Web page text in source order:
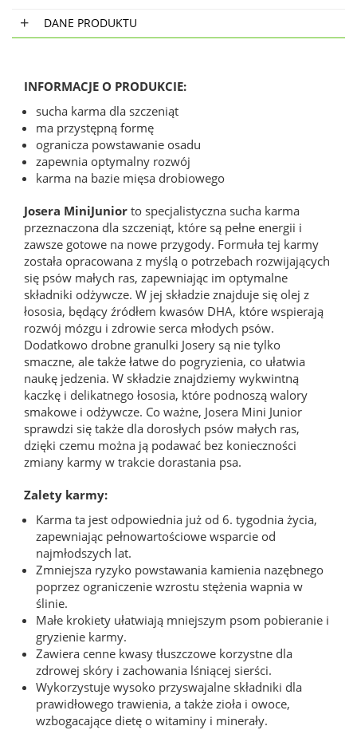
DANE PRODUKTU
INFORMACJE O PRODUKCIE:
sucha karma dla szczeniąt
ma przystępną formę
ogranicza powstawanie osadu
zapewnia optymalny rozwój
karma na bazie mięsa drobiowego
Josera MiniJunior to specjalistyczna sucha karma
przeznaczona dla szczeniąt, które są pełne energii i
zawsze gotowe na nowe przygody. Formuła tej karmy
została opracowana z myślą o potrzebach rozwijających
się psów małych ras, zapewniając im optymalne
składniki odżywcze. W jej składzie znajduje się olej z
łososia, będący źródłem kwasów DHA, które wspierają
rozwój mózgu i zdrowie serca młodych psów.
Dodatkowo drobne granulki Josery są nie tylko
smaczne, ale także łatwe do pogryzienia, co ułatwia
naukę jedzenia. W składzie znajdziemy wykwintną
kaczkę i delikatnego łososia, które podnoszą walory
smakowe i odżywcze. Co ważne, Josera Mini Junior
sprawdzi się także dla dorosłych psów małych ras,
dzięki czemu można ją podawać bez konieczności
zmiany karmy w trakcie dorastania psa.
Zalety karmy:
Karma ta jest odpowiednia już od 6. tygodnia życia,
zapewniając pełnowartościowe wsparcie od
najmłodszych lat.
Zmniejsza ryzyko powstawania kamienia nazębnego
poprzez ograniczenie wzrostu stężenia wapnia w
ślinie.
Małe krokiety ułatwiają mniejszym psom pobieranie i
gryzienie karmy.
Zawiera cenne kwasy tłuszczowe korzystne dla
zdrowej skóry i zachowania lśniącej sierści.
Wykorzystuje wysoko przyswajalne składniki dla
prawidłowego trawienia, a także zioła i owoce,
wzbogacające dietę o witaminy i minerały.